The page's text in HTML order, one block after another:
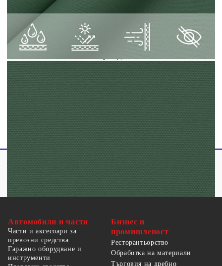
Форма: Правоъгълна
Водоустойчиво
UV-защита
всеки ъгъл
Включено PE въже 4 x 1,5 м
Необходим монтаж: Не
Автомобили и части
Части и аксесоари за
превозни средства
Гаражно оборудване и
инструменти
Бизнес и
промишленост
Ресторантьорство
Обработка на материали
Търговия на дребно